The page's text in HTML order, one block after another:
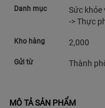
Danh mục
Sức khỏe
-> Thực
Kho hàng 2,000
Gửi từ Thành
MÔ TẢ SẢN PHẨM